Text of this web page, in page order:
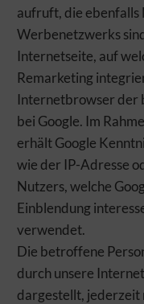
aufruft, die ebenfalls
Werbenetzwerks
Internetseite, auf
Remarketing
Internetbrowser der
bei Google. Im
erhält Google
wie der IP-Adresse
Nutzers, welche
Einblendung
verwendet.
Die betroffene
durch unsere
dargestellt, jederzeit